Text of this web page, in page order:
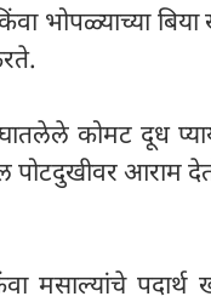
भोपळ्याच्या बिया
कोमट दूध
आराम
पदार्थ